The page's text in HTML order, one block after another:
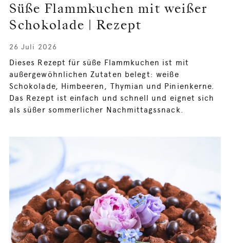
Süße Flammkuchen mit weißer
Schokolade | Rezept
26 Juli 2026
Dieses Rezept für süße Flammkuchen ist mit
außergewöhnlichen Zutaten belegt: weiße
Schokolade, Himbeeren, Thymian und Pinienkerne.
Das Rezept ist einfach und schnell und eignet sich
als süßer sommerlicher Nachmittagssnack.